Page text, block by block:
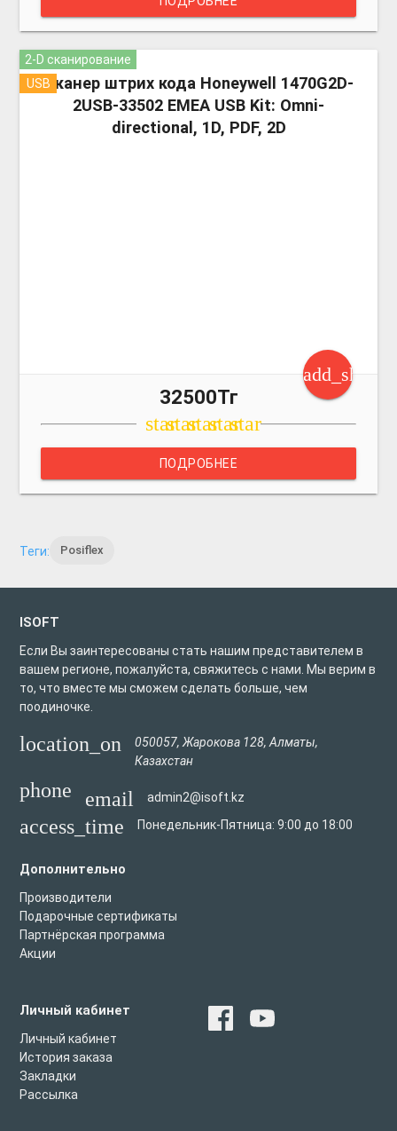
2-D сканирование
USBСканер штрих кода Honeywell 1470G2D-
2USB-33502 EMEA USB Kit: Omni-
directional, 1D, PDF, 2D
32500Тг
starstarstarstarstar
ПОДРОБНЕЕ
Теги: Posiflex
ISOFT
Если Вы заинтересованы стать нашим представителем в
вашем регионе, пожалуйста, свяжитесь с нами. Мы верим в
то, что вместе мы сможем сделать больше, чем
поодиночке.
location_on 050057,Жарокова 128,Алматы,
Казахстан
phone email admin2@isoft.kz
access_time Понедельник-Пятница: 9:00 до 18:00
Дополнительно
Производители
Подарочные сертификаты
Партнёрская программа
Акции
Личный кабинет
Личный кабинет
История заказа
Закладки
Рассылка